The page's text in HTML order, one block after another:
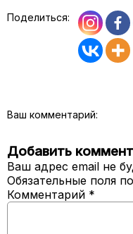
Поделиться:
Ваш комментарий:
Добавить
Ваш адрес email не
Обязательные поля
Комментарий *